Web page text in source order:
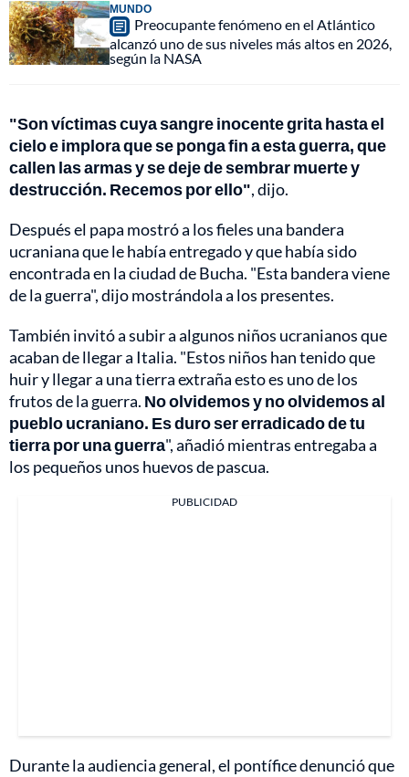
MUNDO
Preocupante fenómeno en el Atlántico
alcanzó uno de sus niveles más altos en 2026,
según la NASA
"Son víctimas cuya sangre inocente grita hasta el
cielo e implora que se ponga fin a esta guerra, que
callen las armas y se deje de sembrar muerte y
destrucción. Recemos por ello", dijo.
Después el papa mostró a los fieles una bandera
ucraniana que le había entregado y que había sido
encontrada en la ciudad de Bucha. "Esta bandera viene
de la guerra", dijo mostrándola a los presentes.
También invitó a subir a algunos niños ucranianos que
acaban de llegar a Italia. "Estos niños han tenido que
huir y llegar a una tierra extraña esto es uno de los
frutos de la guerra. No olvidemos y no olvidemos al
pueblo ucraniano. Es duro ser erradicado de tu
tierra por una guerra", añadió mientras entregaba a
los pequeños unos huevos de pascua.
PUBLICIDAD
Durante la audiencia general, el pontífice denunció que